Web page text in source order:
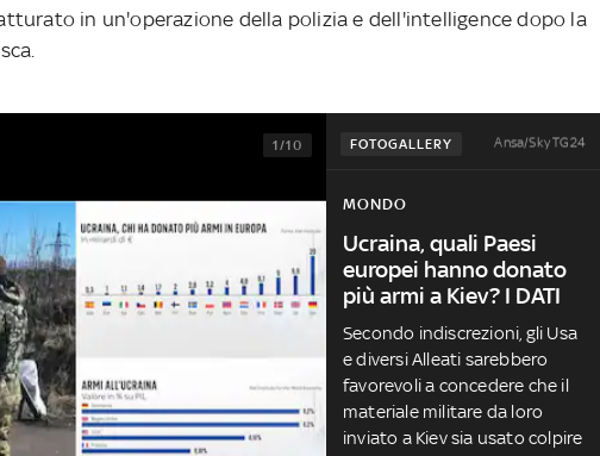
in un'operazione della polizia e dell'intelligence dopo la
FOTOGALLERY Ansa/Sky TG24
1/10
MONDO
Ucraina, quali Paesi
europei hanno donato
più armi a Kiev? I DATI
Secondo indiscrezioni, gli Usa
e diversi Alleati sarebbero
favorevoli a concedere che il
materiale militare da loro
inviato a Kiev sia usato colpire